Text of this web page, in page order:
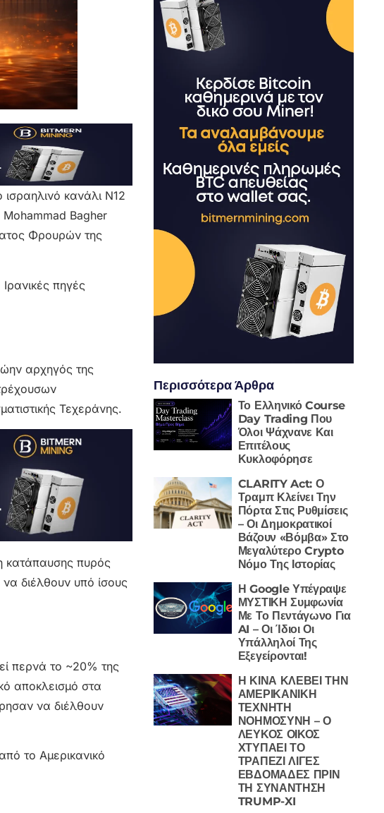
κανάλι N12
Mohammad Bagher
Φρουρών της
πηγές
αρχηγός της
Τεχεράνης.
κατάπαυσης πυρός
διέλθουν υπό ίσους
περνά το ~20% της
αποκλεισμό στα
να διέλθουν
το Αμερικανικό
Περισσότερα Άρθρα
Το Ελληνικό Course
Day Trading Που
Όλοι Ψάχνανε Και
Επιτέλους
Κυκλοφόρησε
CLARITY Act: Ο
Τραμπ Κλείνει Την
Πόρτα Στις Ρυθμίσεις
– Οι Δημοκρατικοί
Βάζουν «Βόμβα» Στο
Μεγαλύτερο Crypto
Νόμο Της Ιστορίας
Η Google Υπέγραψε
ΜΥΣΤΙΚΗ Συμφωνία
Με Το Πεντάγωνο Για
AI – Οι Ίδιοι Οι
Υπάλληλοί Της
Εξεγείρονται!
Η ΚΙΝΑ ΚΛΕΒΕΙ ΤΗΝ
ΑΜΕΡΙΚΑΝΙΚΗ
ΤΕΧΝΗΤΗ
ΝΟΗΜΟΣΥΝΗ – Ο
ΛΕΥΚΟΣ ΟΙΚΟΣ
ΧΤΥΠΑΕΙ ΤΟ
ΤΡΑΠΕΖΙ ΛΙΓΕΣ
ΕΒΔΟΜΑΔΕΣ ΠΡΙΝ
ΤΗ ΣΥΝΑΝΤΗΣΗ
TRUMP-XI